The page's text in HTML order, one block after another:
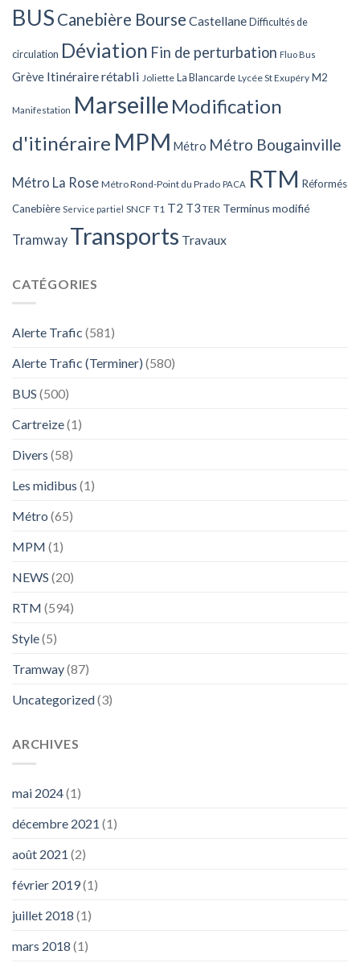
BUS Canebière Bourse Castellane Difficultés de
circulation Déviation Fin de perturbation Fluo Bus
Grève Itinéraire rétabli Joliette La Blancarde Lycée St Exupéry M2
Manifestation Marseille Modification
d'itinéraire MPM Métro Métro Bougainville
Métro La Rose Métro Rond-Point du Prado PACA RTM Réformés
Canebière Service partiel SNCF T1 T2 T3 TER Terminus modifié
Tramway Transports Travaux
CATÉGORIES
Alerte Trafic (581)
Alerte Trafic (Terminer) (580)
BUS (500)
Cartreize(1)
Divers (58)
Les midibus (1)
Métro (65)
MPM (1)
NEWS (20)
RTM (594)
Style(5)
Tramway(87)
Uncategorized(3)
ARCHIVES
mai 2024(1)
décembre 2021 (1)
août 2021 (2)
février 2019(1)
juillet 2018 (1)
mars 2018 (1)